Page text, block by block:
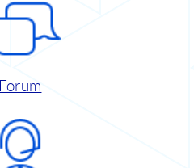
Forum